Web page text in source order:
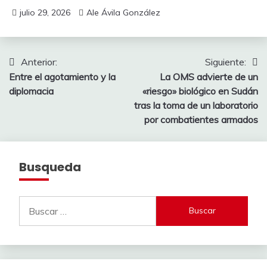
julio 29, 2026 Ale Ávila González
Navegación
de
Anterior:
Entre el agotamiento y la
diplomacia
Siguiente:
La OMS advierte de un
«riesgo» biológico en Sudán
tras la toma de un laboratorio
por combatientes armados
Busqueda